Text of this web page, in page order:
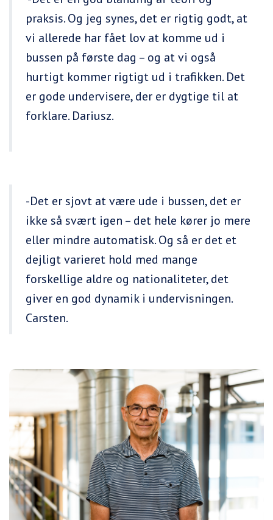
praksis. Og jeg synes, det er rigtig godt, at
vi allerede har fået lov at komme ud i
bussen på første dag – og at vi også
hurtigt kommer rigtigt ud i trafikken. Det
er gode undervisere, der er dygtige til at
forklare. Dariusz.
-Det er sjovt at være ude i bussen, det er
ikke så svært igen – det hele kører jo mere
eller mindre automatisk. Og så er det et
dejligt varieret hold med mange
forskellige aldre og nationaliteter, det
giver en god dynamik i undervisningen.
Carsten.